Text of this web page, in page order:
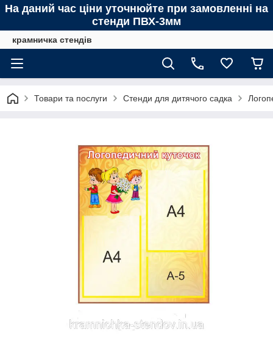
На даний час ціни уточнюйте при замовленні на
стенди ПВХ-3мм
крамничка стендів
Товари та послуги Стенди для дитячого садка